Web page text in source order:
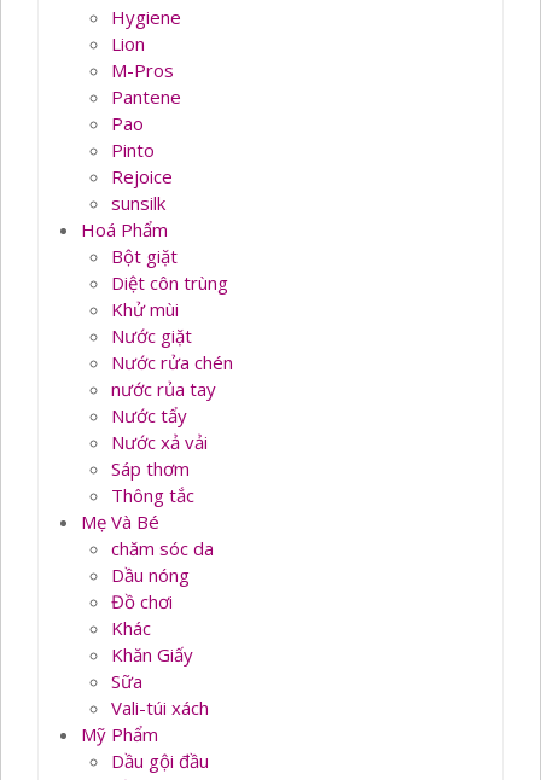
Hygiene
Lion
M-Pros
Pantene
Pao
Pinto
Rejoice
sunsilk
Hoá Phẩm
Bột giặt
Diệt côn trùng
Khử mùi
Nước giặt
Nước rửa chén
nước rủa tay
Nước tẩy
Nước xả vải
Sáp thơm
Thông tắc
Mẹ Và Bé
chăm sóc da
Dầu nóng
Đồ chơi
Khác
Khăn Giấy
Sữa
Vali-túi xách
Mỹ Phẩm
Dầu gội đầu